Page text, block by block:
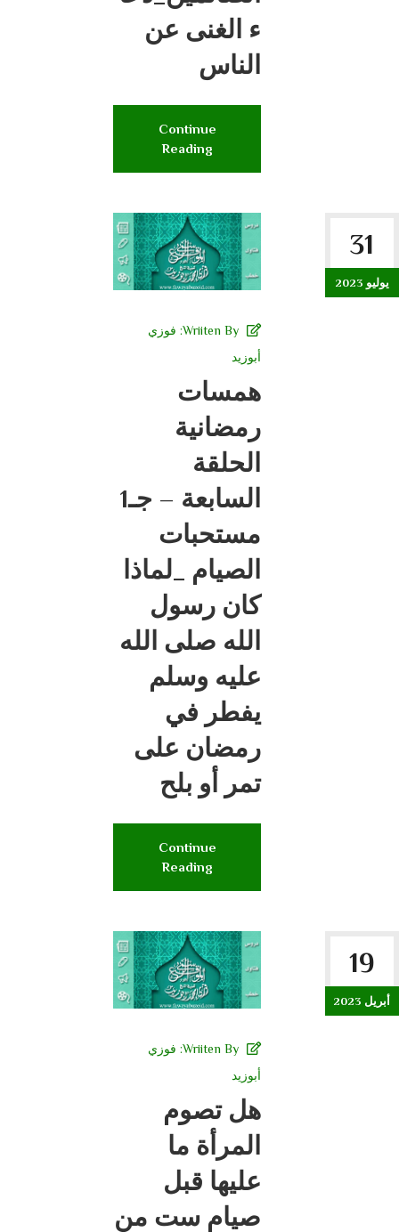
ء الغنى عن
الناس
Continue
Reading
31
يوليو 2023
Wriiten By: فوزي
أبوزيد
همسات
رمضانية
الحلقة
السابعة – جـ1
مستحبات
الصيام _لماذا
كان رسول
الله صلى الله
عليه وسلم
يفطر في
رمضان على
تمر أو بلح
Continue
Reading
19
أبريل 2023
Wriiten By: فوزي
أبوزيد
هل تصوم
المرأة ما
عليها قبل
صيام ست من